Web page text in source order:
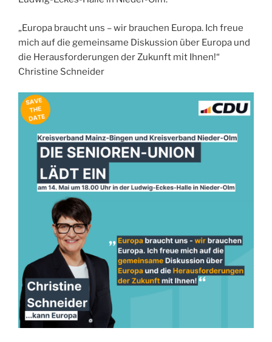
„Europa braucht uns – wir brauchen Europa. Ich freue
mich auf die gemeinsame Diskussion über Europa und
die Herausforderungen der Zukunft mit Ihnen!“
Christine Schneider